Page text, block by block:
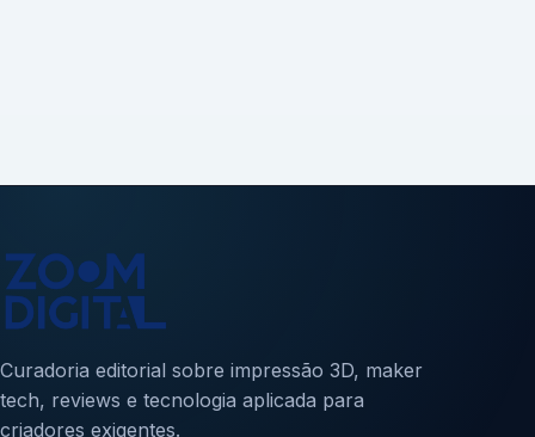
Curadoria editorial sobre impressão 3D, maker
tech, reviews e tecnologia aplicada para
criadores exigentes.